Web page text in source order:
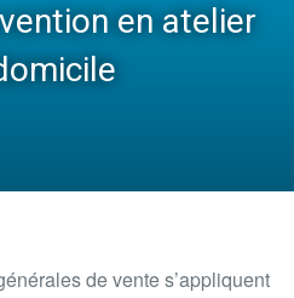
en atelier
de vente s’appliquent